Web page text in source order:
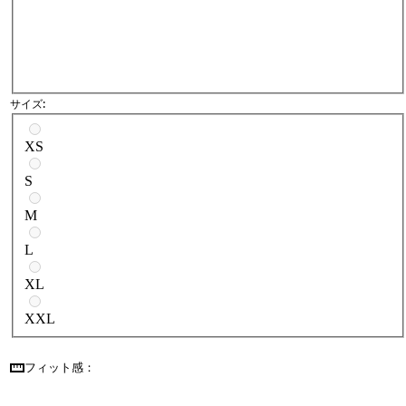
サイズ:
サイズを選択
XS
S
M
L
XL
XXL
フィット感：